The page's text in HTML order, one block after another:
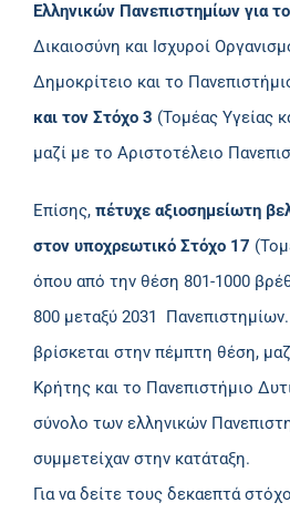
Ελληνικών Πανεπιστημίων για
Δικαιοσύνη και Ισχυροί
Δημοκρίτειο και το
και τον Στόχο 3 (Τομέας Υγείας
μαζί με το Αριστοτέλειο
Επίσης, πέτυχε αξιοσημείωτη
στον υποχρεωτικό Στόχο 17
όπου από την θέση 801-1000
800 μεταξύ 2031
βρίσκεται στην πέμπτη θέση,
Κρήτης και το Πανεπιστήμιο
σύνολο των ελληνικών
συμμετείχαν στην κατάταξη.
Για να δείτε τους δεκαεπτά